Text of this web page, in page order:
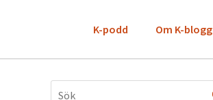
K-podd Om K-blogg